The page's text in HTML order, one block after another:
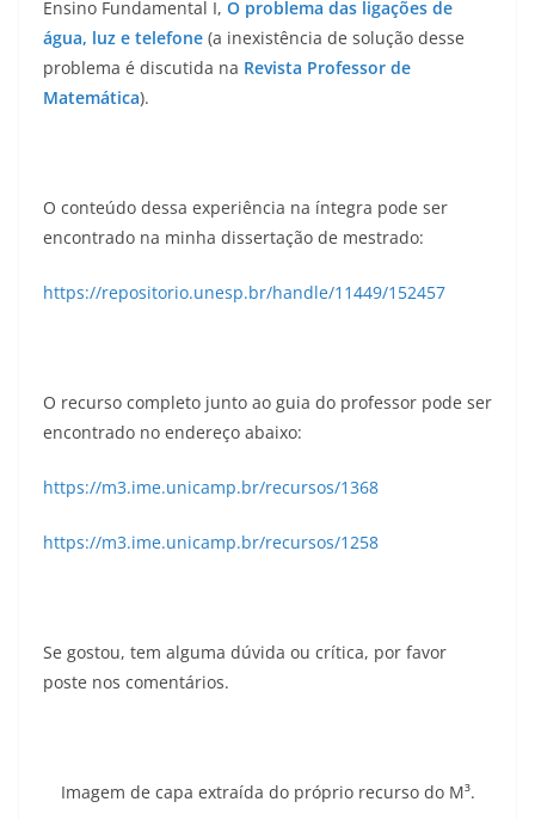
Ensino Fundamental I, O problema das ligações de
água, luz e telefone (a inexistência de solução desse
problema é discutida na Revista Professor de
Matemática).
O conteúdo dessa experiência na íntegra pode ser
encontrado na minha dissertação de mestrado:
https://repositorio.unesp.br/handle/11449/152457
O recurso completo junto ao guia do professor pode ser
encontrado no endereço abaixo:
https://m3.ime.unicamp.br/recursos/1368
https://m3.ime.unicamp.br/recursos/1258
Se gostou, tem alguma dúvida ou crítica, por favor
poste nos comentários.
Imagem de capa extraída do próprio recurso do M³.